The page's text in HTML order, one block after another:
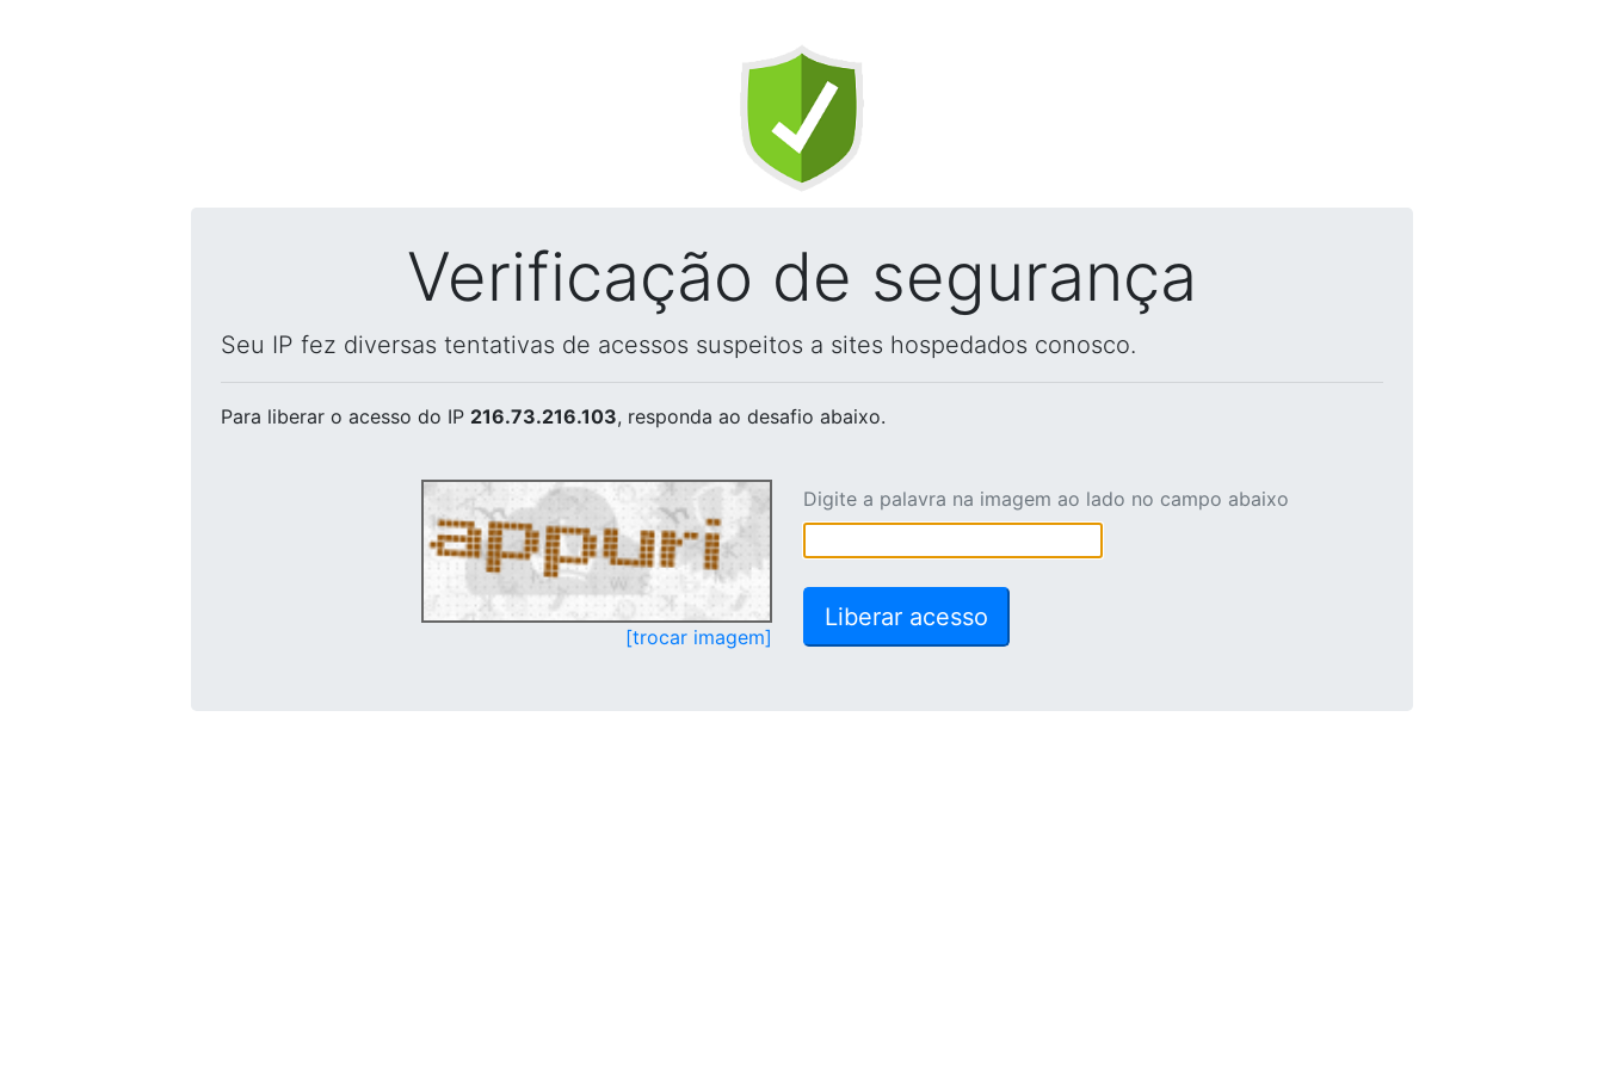
Verificação de segurança
Seu IP fez diversas tentativas de acessos suspeitos a sites hospedados conosco.
Para liberar o acesso do IP 216.73.216.103, responda ao desafio abaixo.
[trocar imagem]
Digite a palavra na imagem ao lado no campo abaixo